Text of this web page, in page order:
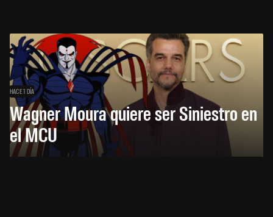
HACE 1 DÍA
Wagner Moura quiere ser Siniestro en
el MCU